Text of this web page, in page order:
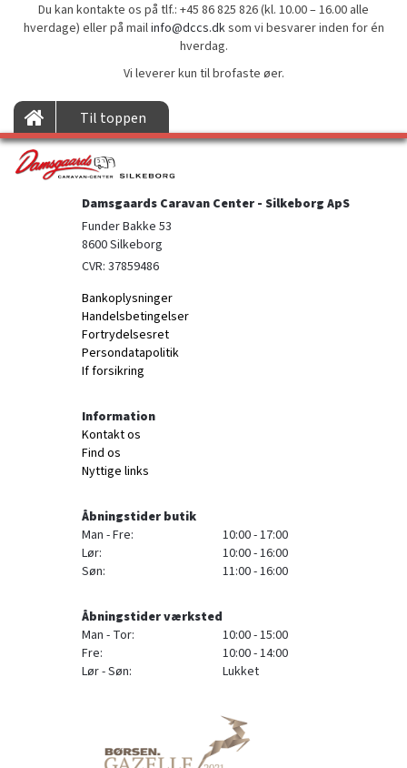
Du kan kontakte os på tlf.: +45 86 825 826 (kl. 10.00 – 16.00 alle
hverdage) eller på mailinfo@dccs.dksom vi besvarer inden for én
hverdag.
Vi leverer kun til brofaste øer.
Til toppen
Damsgaards Caravan Center - Silkeborg ApS
Funder Bakke 53
8600 Silkeborg
CVR: 37859486
Bankoplysninger
Handelsbetingelser
Fortrydelsesret
Persondatapolitik
If forsikring
Information
Kontakt os
Find os
Nyttige links
Åbningstider butik
Man - Fre:
10:00 - 17:00
Lør:
10:00 - 16:00
Søn:
11:00 - 16:00
Åbningstider værksted
Man - Tor:
10:00 - 15:00
Fre:
10:00 - 14:00
Lør - Søn:
Lukket